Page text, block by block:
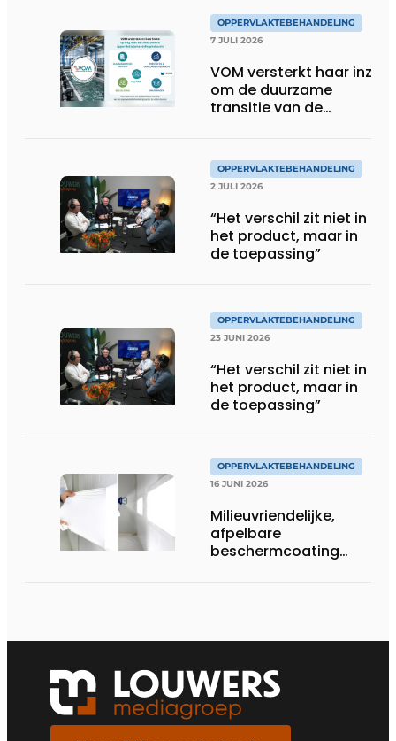
OPPERVLAKTEBEHANDELING
7 JULI 2026
VOM versterkt haar inzet
om de duurzame
transitie van de
OPPERVLAKTEBEHANDELING
2 JULI 2026
“Het verschil zit niet in
het product, maar in
de toepassing”
OPPERVLAKTEBEHANDELING
23 JUNI 2026
“Het verschil zit niet in
het product, maar in
de toepassing”
OPPERVLAKTEBEHANDELING
16 JUNI 2026
Milieuvriendelijke,
afpelbare
beschermcoating